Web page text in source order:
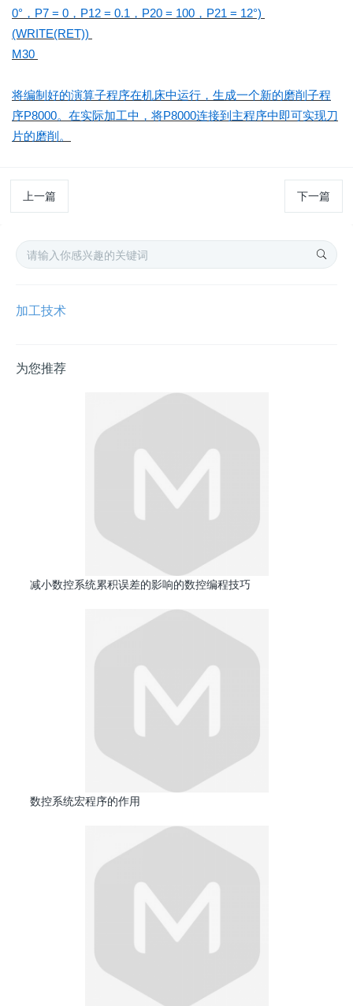
0°，P7 = 0，P12 = 0.1，P20 = 100，P21 = 12°)
(WRITE(RET))
M30
将编制好的演算子程序在机床中运行，生成一个新的磨削子程
序P8000。在实际加工中，将P8000连接到主程序中即可实现刀
片的磨削。
上一篇 下一篇
加工技术
为您推荐
减小数控系统累积误差的影响的数控编程技巧
数控系统宏程序的作用